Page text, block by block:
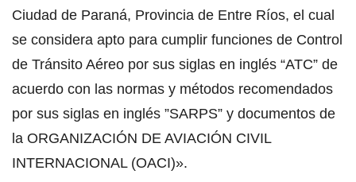
Ciudad de Paraná, Provincia de Entre Ríos, el cual
se considera apto para cumplir funciones de Control
de Tránsito Aéreo por sus siglas en inglés “ATC” de
acuerdo con las normas y métodos recomendados
por sus siglas en inglés ”SARPS” y documentos de
la ORGANIZACIÓN DE AVIACIÓN CIVIL
INTERNACIONAL (OACI)».